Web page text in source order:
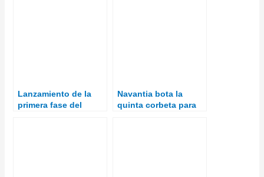
Lanzamiento de la
primera fase del
Navantia bota la
quinta corbeta para